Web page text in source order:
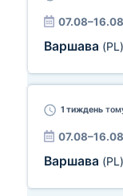
07.08–16.08
Варшава (PL)
1 тиждень
07.08–16.08
Варшава (PL)